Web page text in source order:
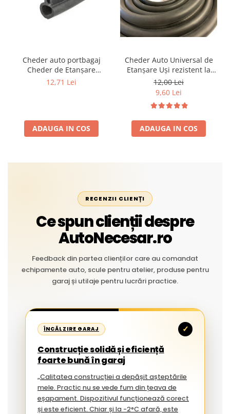
Cheder auto portbagaj
Cheder de Etanșare
Profesional din Cauciuc -
Liniar
12,71 Lei
ADAUGA IN COS
Cheder Auto Universal de
Etanșare Uși rezistent la
intemperii, raze UV,
îmbătrânire și temperaturi
extreme
12,00 Lei
9,60 Lei
ADAUGA IN COS
RECENZII CLIENȚI
Ce spun clienții despre
AutoNecesar.ro
Feedback din partea clienților care au comandat
echipamente auto, scule pentru atelier, produse pentru
garaj și utilaje pentru lucrări practice.
ÎNCĂLZIRE GARAJ ✓
Construcție solidă și eficiență
foarte bună în garaj
„Calitatea construcției a depășit așteptările
mele. Practic nu se vede fum din țeava de
eșapament. Dispozitivul funcționează corect
și este eficient. Chiar și la -2°C afară, este